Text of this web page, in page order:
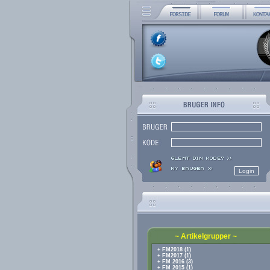
~ Artikelgrupper ~
+ FM2018 (1)
+ FM2017 (1)
+ FM 2016 (3)
+ FM 2015 (1)